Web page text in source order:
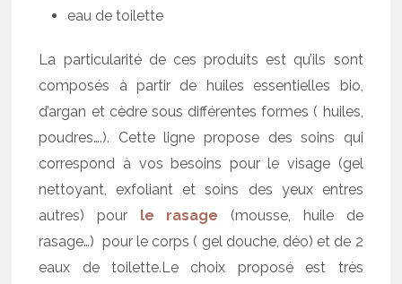
eau de toilette
La particularité de ces produits est qu’ils sont
composés à partir de huiles essentielles bio,
d’argan et cèdre sous différentes formes ( huiles,
poudres….). Cette ligne propose des soins qui
correspond à vos besoins pour le visage (gel
nettoyant, exfoliant et soins des yeux entres
autres) pour le rasage (mousse, huile de
rasage…) pour le corps ( gel douche, déo) et de 2
eaux de toilette.Le choix proposé est très